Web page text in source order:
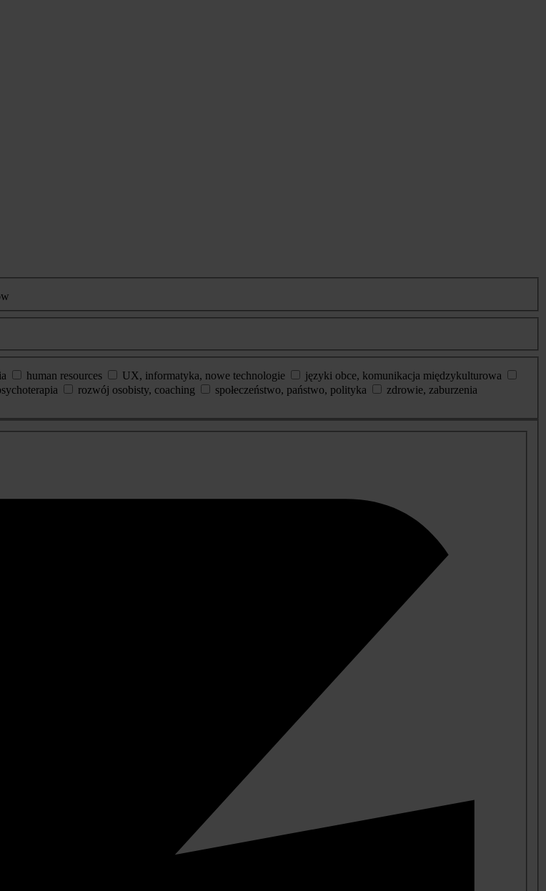
human resources UX, informatyka, nowe technologie
języki obce, komunikacja międzykulturowa
rozwój osobisty, coaching społeczeństwo, państwo, polityka
zdrowie, zaburzenia